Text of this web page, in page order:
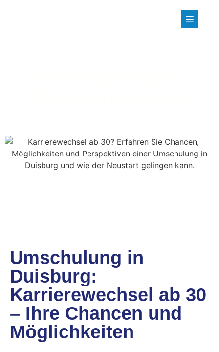
Umschulung in
Duisburg:
Karrierewechsel ab 30
– Ihre Chancen und
Möglichkeiten